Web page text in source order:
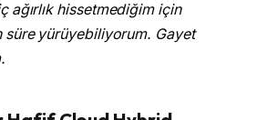
ağırlık hissetmediğim için
süre yürüyebiliyorum. Gayet